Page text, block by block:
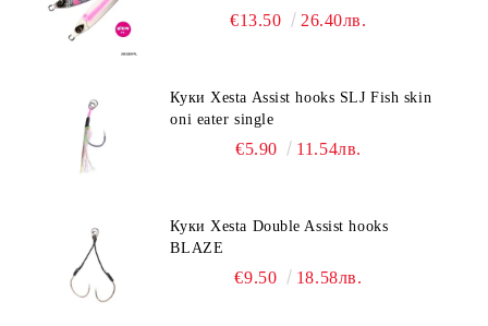
€13.50 26.40лв.
Куки Xesta Assist hooks SLJ Fish skin
oni eater single
€5.90 11.54лв.
Куки Xesta Double Assist hooks
BLAZE
€9.50 18.58лв.